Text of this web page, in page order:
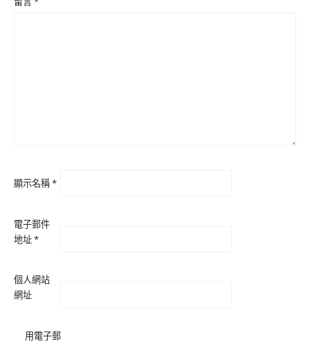
顯示名稱*
電子郵件
地址*
個人網站
網址
用電子郵